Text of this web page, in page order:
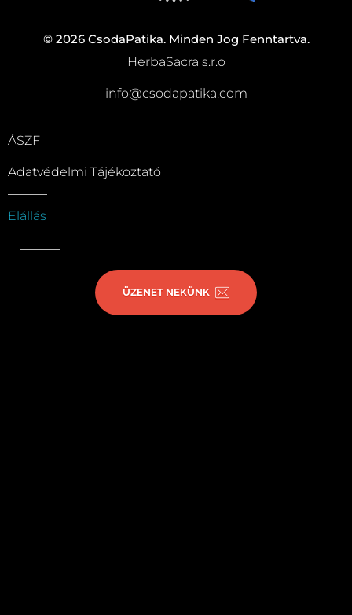
© 2026 CsodaPatika. Minden Jog Fenntartva.
HerbaSacra s.r.o
info@csodapatika.com
ÁSZF
Adatvédelmi Tájékoztató
Elállás
ÜZENET NEKÜNK